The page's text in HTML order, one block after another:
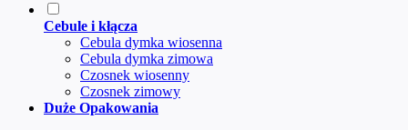
Cebule i kłącza
Cebula dymka wiosenna
Cebula dymka zimowa
Czosnek wiosenny
Czosnek zimowy
Duże Opakowania